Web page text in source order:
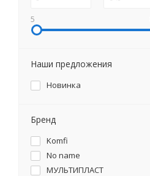
5
Наши предложения
Новинка
Бренд
Komfi
No name
МУЛЬТИПЛАСТ